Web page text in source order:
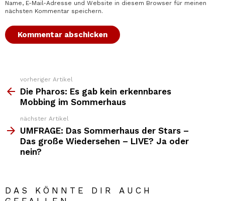
Name, E-Mail-Adresse und Website in diesem Browser für meinen
nächsten Kommentar speichern.
Weitere
Top
News
vorheriger Artikel
Die Pharos: Es gab kein erkennbares
Mobbing im Sommerhaus
nächster Artikel
UMFRAGE: Das Sommerhaus der Stars –
Das große Wiedersehen – LIVE? Ja oder
nein?
DAS KÖNNTE DIR AUCH